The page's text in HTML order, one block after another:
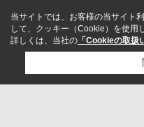
当サイトでは、お客様の当サイト
して、クッキー（Cookie）を使用
詳しくは、当社の 「Cookieの取扱